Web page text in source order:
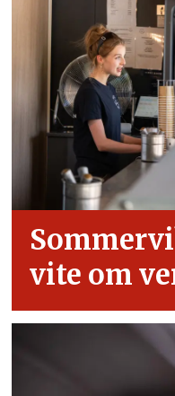
vite om